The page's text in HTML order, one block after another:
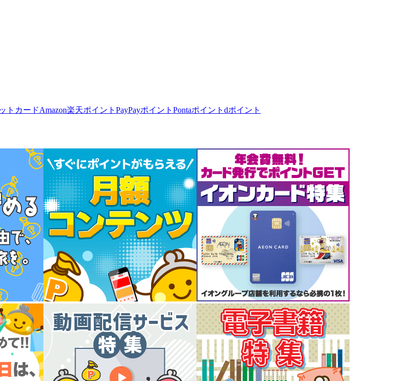
トカードAmazon楽天ポイント PayPayポイント Pontaポイント dポイント